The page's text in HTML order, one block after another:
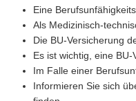
Eine
Als Medizinisch-
Die BU-Versicherung
Es ist wichtig, eine
Im Falle einer
Informieren Sie sich